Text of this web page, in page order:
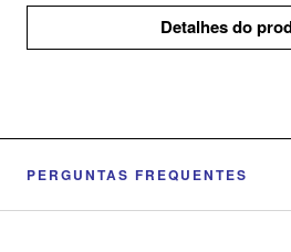
Detalhes do
PERGUNTAS FREQUENTES